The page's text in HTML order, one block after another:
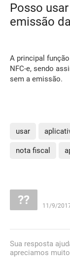
Posso
emissão
A principal
NFC-e, sendo
sem a emissão.
usar
nota fiscal
11/9/
Sua resposta
apreciamos